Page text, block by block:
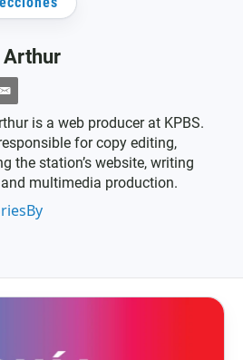
Arthur
e
m
a
i
l
is a web producer at KPBS.
for copy editing,
the station’s website, writing
multimedia production.